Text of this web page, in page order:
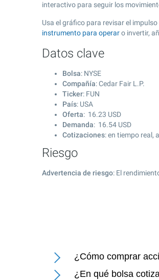
interactivo para seguir los
Usa el gráfico para revisar el
instrumento para operaro invertir,
Datos clave
Bolsa: NYSE
Compañía: Cedar Fair L.P.
Ticker: FUN
País: USA
Oferta: 16.23 USD
Demanda: 16.54 USD
Cotizaciones: en tiempo real,
Riesgo
Advertencia de riesgo: El
¿Cómo comprar
¿En qué bolsa